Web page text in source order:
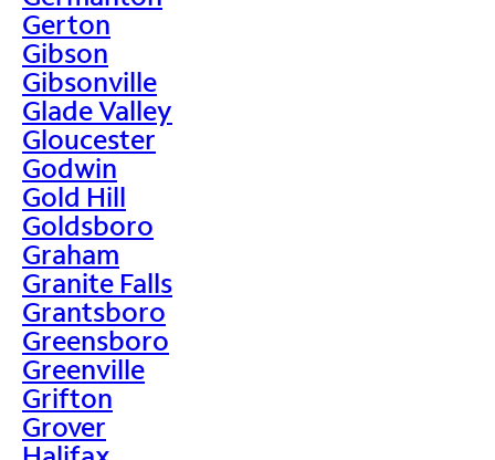
Gerton
Gibson
Gibsonville
Glade Valley
Gloucester
Godwin
Gold Hill
Goldsboro
Graham
Granite Falls
Grantsboro
Greensboro
Greenville
Grifton
Grover